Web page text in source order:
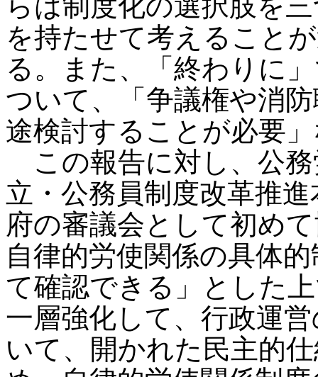
を持たせて考えること
る。また、「終わりに
ついて、「争議権や消
途検討することが必要
この報告に対し、公務
立・公務員制度改革推
府の審議会として初め
自律的労使関係の具体
て確認できる」とした
一層強化して、行政運
いて、開かれた民主的